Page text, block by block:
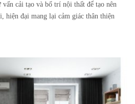
cải tạo và bố trí nội thất để tạo nên
hiện đại mang lại cảm giác thân thiện